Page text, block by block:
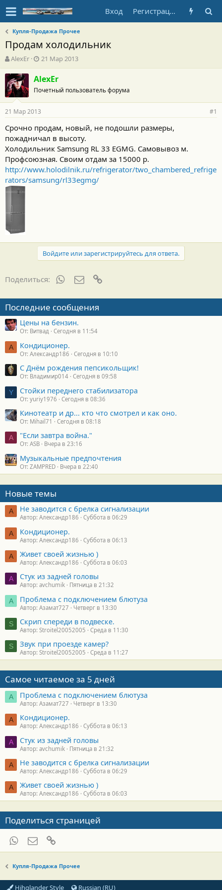
Вход Регистрация
Купля-Продажа Прочее
Продам холодильник
А
в
т
о
р
т
е
м
ы
AlexEr
Д
а
т
а
н
а
ч
а
л
а
21 Мар 2013
AlexEr
Почетный пользователь форума
21 Мар 2013 #1
Срочно продам, новый, не подошли размеры,
пожадничал в высоту.
Холодильник Samsung RL 33 EGMG. Самовывоз м.
Профсоюзная. Своим отдам за 15000 р.
http://www.holodilnik.ru/refrigerator/two_chambered_refrige
rators/samsung/rl33egmg/
Войдите или зарегистрируйтесь для ответа.
Поделиться: WhatsAppЭлектронная почта
Последние сообщения
Цены на бензин.
От: Витвад Сегодня в 11:54
А Кондиционер.
От: Александр186 Сегодня в 10:10
С Днём рождения пепсикольщик!
От: Владимир014 Сегодня в 09:58
Y Стойки переднего стабилизатора
От: yuriy1976 Сегодня в 08:36
Кинотеатр и др... кто что смотрел и как оно.
От: Mihail71 Сегодня в 08:18
A "Если завтра война."
От: ASB Вчера в 23:16
Музыкальные предпочтения
От: ZAMPRED Вчера в 22:40
Новые темы
А Не заводится с брелка сигнализации
Автор: Александр186 Суббота в 06:29
А Кондиционер.
Автор: Александр186 Суббота в 06:13
А Живет своей жизнью )
Автор: Александр186 Суббота в 06:03
A Стук из задней головы
Автор: avchumik Пятница в 21:32
А Проблема с подключением блютуза
Автор: Азамат727 Четверг в 13:30
S Скрип спереди в подвеске.
Автор: Stroitel20052005 Среда в 11:30
S Звук при проезде камер?
Автор: Stroitel20052005 Среда в 11:27
Самое читаемое за 5 дней
А Проблема с подключением блютуза
Автор: Азамат727 Четверг в 13:30
А Кондиционер.
Автор: Александр186 Суббота в 06:13
A Стук из задней головы
Автор: avchumik Пятница в 21:32
А Не заводится с брелка сигнализации
Автор: Александр186 Суббота в 06:29
А Живет своей жизнью )
Автор: Александр186 Суббота в 06:03
Поделиться страницей
WhatsAppЭлектронная почта
Купля-Продажа Прочее
Hihglander Style Russian (RU)